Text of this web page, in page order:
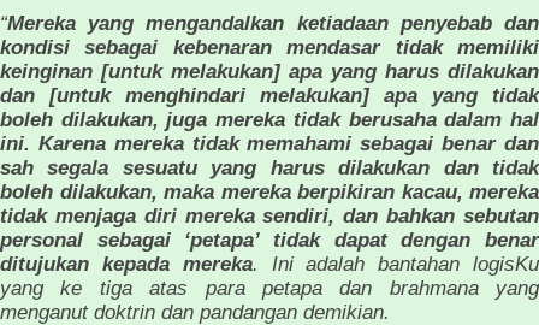
“Mereka yang mengandalkan ketiadaan penyebab dan
kondisi sebagai kebenaran mendasar tidak memiliki
keinginan [untuk melakukan] apa yang harus dilakukan
dan [untuk menghindari melakukan] apa yang tidak
boleh dilakukan, juga mereka tidak berusaha dalam hal
ini. Karena mereka tidak memahami sebagai benar dan
sah segala sesuatu yang harus dilakukan dan tidak
boleh dilakukan, maka mereka berpikiran kacau, mereka
tidak menjaga diri mereka sendiri, dan bahkan sebutan
personal sebagai ‘petapa’ tidak dapat dengan benar
ditujukan kepada mereka. Ini adalah bantahan logisKu
yang ke tiga atas para petapa dan brahmana yang
menganut doktrin dan pandangan demikian.